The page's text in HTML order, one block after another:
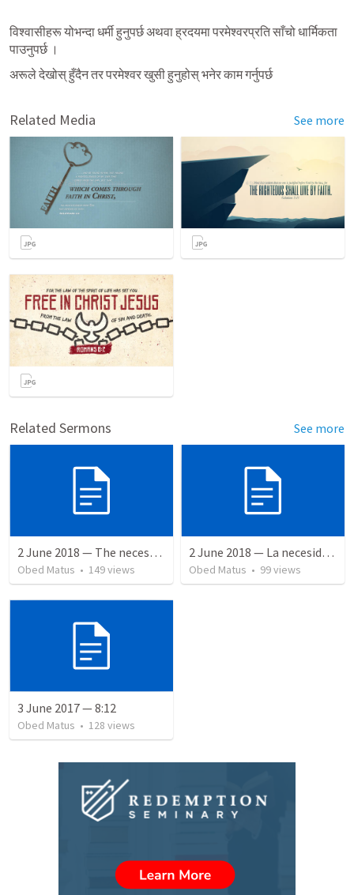
विश्वासीहरू योभन्दा धर्मी हुनुपर्छ अथवा ह्रदयमा परमेश्वरप्रति साँचो धार्मिकता
पाउनुपर्छ ।
अरूले देखोस् हुँदैन तर परमेश्वर खुसी हुनुहोस् भनेर काम गर्नुपर्छ
Related Media See more
Related Sermons See more
2 June 2018 — The necessity of humility
Obed Matus • 149views
2 June 2018 — La necesidad de la humildad
Obed Matus • 99views
3 June 2017 — 8:12
Obed Matus • 128 views